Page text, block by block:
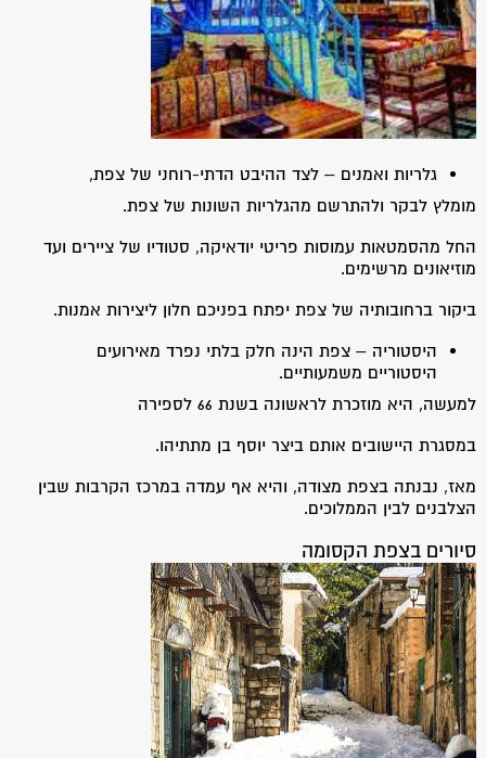
גלריות ואמנים – לצד ההיבט הדתי-רוחני של צפת,
מומלץ לבקר ולהתרשם מהגלריות השונות של צפת.
החל מהסמטאות עמוסות פריטי יודאיקה, סטודיו של ציירים ועד
מוזיאונים מרשימים.
ביקור ברחובותיה של צפת יפתח בפניכם חלון ליצירות אמנות.
היסטוריה – צפת הינה חלק בלתי נפרד מאירועים
היסטוריים משמעותיים.
למעשה, היא מוזכרת לראשונה בשנת 66 לספירה
במסגרת היישובים אותם ביצר יוסף בן מתתיהו.
מאז, נבנתה בצפת מצודה, והיא אף עמדה במרכז הקרבות שבין
הצלבנים לבין הממלוכים.
סיורים בצפת הקסומה